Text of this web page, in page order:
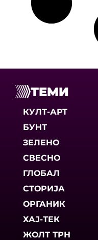
ТЕМИ
КУЛТ-АРТ
БУНТ
ЗЕЛЕНО
СВЕСНО
ГЛОБАЛ
СТОРИЈА
ОРГАНИК
ХАЈ-ТЕК
ЖОЛТ ТРН